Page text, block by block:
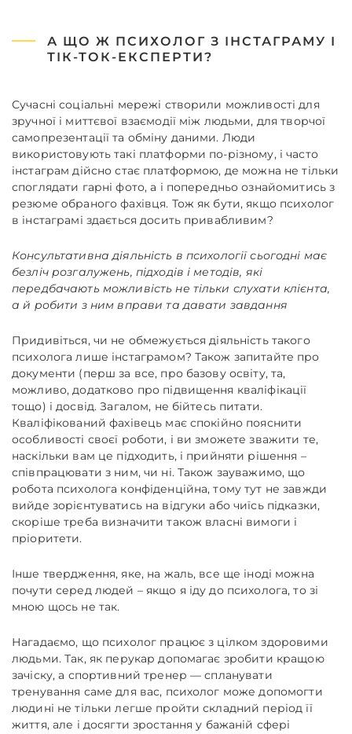
А ЩО Ж ПСИХОЛОГ З ІНСТАГРАМУ І
ТІК-ТОК-ЕКСПЕРТИ?
Сучасні соціальні мережі створили можливості для
зручної і миттєвої взаємодії між людьми, для творчої
самопрезентації та обміну даними. Люди
використовують такі платформи по-різному, і часто
інстаграм дійсно стає платформою, де можна не тільки
споглядати гарні фото, а і попередньо ознайомитись з
резюме обраного фахівця. Тож як бути, якщо психолог
в інстаграмі здається досить привабливим?
Консультативна діяльність в психології сьогодні має
безліч розгалужень, підходів і методів, які
передбачають можливість не тільки слухати клієнта,
а й робити з ним вправи та давати завдання
Придивіться, чи не обмежується діяльність такого
психолога лише інстаграмом? Також запитайте про
документи (перш за все, про базову освіту, та,
можливо, додатково про підвищення кваліфікації
тощо) і досвід. Загалом, не бійтесь питати.
Кваліфікований фахівець має спокійно пояснити
особливості своєї роботи, і ви зможете зважити те,
наскільки вам це підходить, і прийняти рішення –
співпрацювати з ним, чи ні. Також зауважимо, що
робота психолога конфіденційна, тому тут не завжди
вийде зорієнтуватись на відгуки або чиїсь підказки,
скоріше треба визначити також власні вимоги і
пріоритети.
Інше твердження, яке, на жаль, все ще іноді можна
почути серед людей – якщо я іду до психолога, то зі
мною щось не так.
Нагадаємо, що психолог працює з цілком здоровими
людьми. Так, як перукар допомагає зробити кращою
зачіску, а спортивний тренер — спланувати
тренування саме для вас, психолог може допомогти
людині не тільки легше пройти складний період її
життя, але і досягти зростання у бажаній сфері